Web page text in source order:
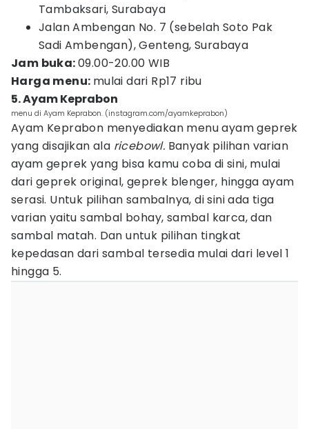
Tambaksari, Surabaya
Jalan Ambengan No. 7 (sebelah Soto Pak
Sadi Ambengan), Genteng, Surabaya
Jam buka:09.00-20.00 WIB
Harga menu: mulai dari Rp17 ribu
5. Ayam Keprabon
menu di Ayam Keprabon. (instagram.com/ayamkeprabon)
Ayam Keprabon menyediakan menu ayam geprek
yang disajikan ala ricebowl. Banyak pilihan varian
ayam geprek yang bisa kamu coba di sini, mulai
dari geprek original, geprek blenger, hingga ayam
serasi. Untuk pilihan sambalnya, di sini ada tiga
varian yaitu sambal bohay, sambal karca, dan
sambal matah. Dan untuk pilihan tingkat
kepedasan dari sambal tersedia mulai dari level 1
hingga 5.